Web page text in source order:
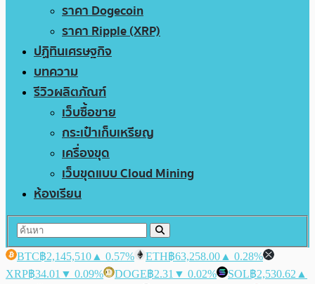
ราคา Dogecoin
ราคา Ripple (XRP)
ปฏิทินเศรษฐกิจ
บทความ
รีวิวผลิตภัณฑ์
เว็บซื้อขาย
กระเป๋าเก็บเหรียญ
เครื่องขุด
เว็บขุดแบบ Cloud Mining
ห้องเรียน
BTC฿2,145,510 ▲ 0.57% ETH฿63,258.00 ▲ 0.28%
XRP฿34.01 ▼ 0.09% DOGE฿2.31 ▼ 0.02% SOL฿2,530.62 ▲